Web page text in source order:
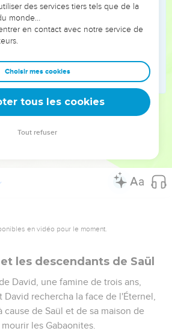
; et Joab retourna à Jérusalem vers
sur toute l'armée d'Israël ; et Benaïa,
Keréthiens et sur les Peléthiens ;
; et Josaphat, fils d'Akhilud, était
en vidéo pour le moment.
les descendants de Saül
David, une famine de trois ans,
David rechercha la face de l'Éternel,
cause de Saül et de sa maison de
les Gabaonites.
des services tiers tels que de la
monde…
en contact avec notre service de
Choisir mes cookies
tous les cookies
Tout refuser